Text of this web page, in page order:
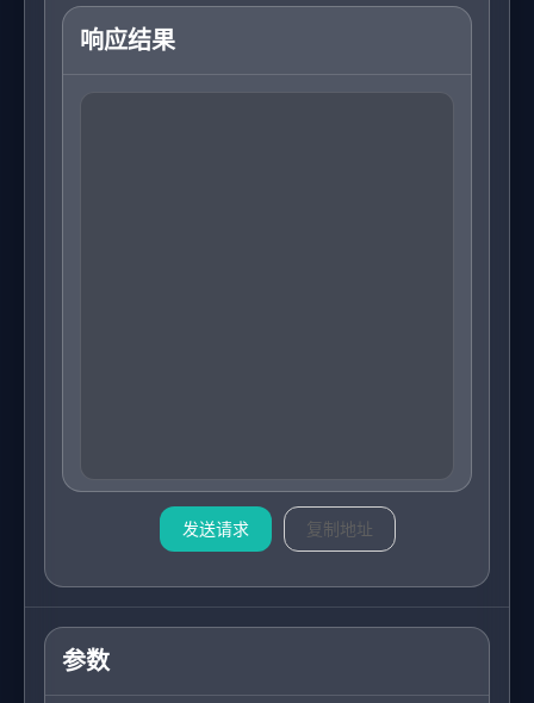
响应结果
发送请求 复制地址
参数